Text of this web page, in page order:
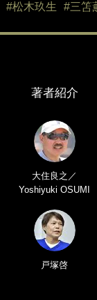
#松木玖生 #三笘
著者紹介
大住良之／
Yoshiyuki OSUMI
戸塚啓